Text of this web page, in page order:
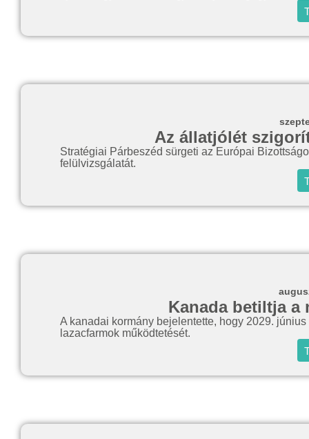
Az állatjólét
Stratégiai Párbeszéd sürgeti az Európai
felülvizsgálatát.
Kanada betiltja a
A kanadai kormány bejelentette, hogy 2029.
lazacfarmok működtetését.